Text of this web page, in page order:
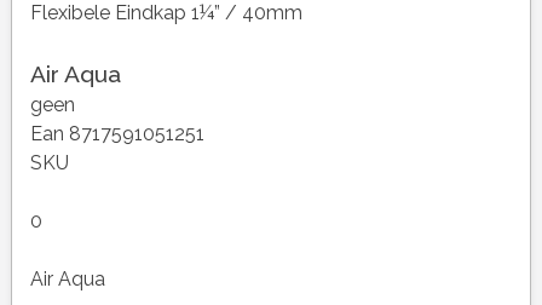
Flexibele Eindkap 1¼” / 40mm
Air Aqua
geen
Ean 8717591051251
SKU
0
Air Aqua